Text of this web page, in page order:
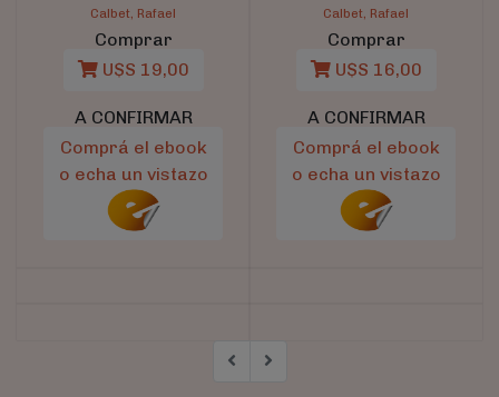
Calbet, Rafael
Comprar
U$S 19,00
A CONFIRMAR
Comprá el ebook
o echa un vistazo
Calbet, Rafael
Comprar
U$S 16,00
A CONFIRMAR
Comprá el ebook
o echa un vistazo